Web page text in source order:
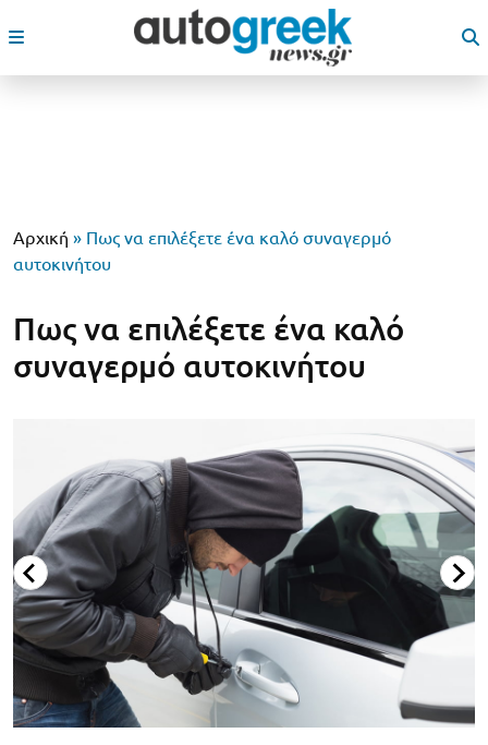
Αρχική » Πως να επιλέξετε ένα καλό συναγερμό
αυτοκινήτου
Πως να επιλέξετε ένα καλό
συναγερμό αυτοκινήτου